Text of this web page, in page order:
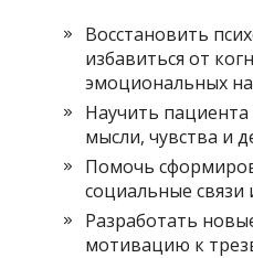
Восстановить
избавиться от
эмоциональных
Научить
мысли, чувства и
Помочь
социальные связи
Разработать
мотивацию к